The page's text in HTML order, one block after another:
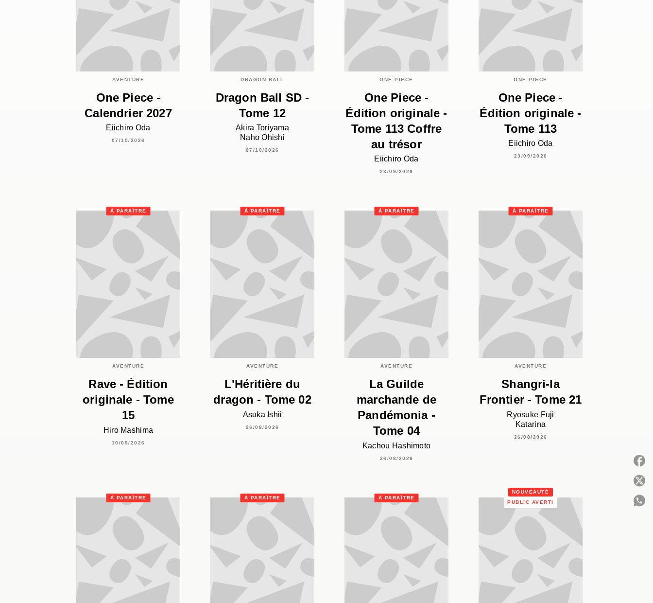
AVENTURE
One Piece -
Calendrier 2027
Eiichiro Oda
07/10/2026
DRAGON BALL
Dragon Ball SD -
Tome 12
Akira Toriyama
Naho Ohishi
07/10/2026
ONE PIECE
One Piece -
Édition originale -
Tome 113 Coffre
au trésor
Eiichiro Oda
23/09/2026
ONE PIECE
One Piece -
Édition originale -
Tome 113
Eiichiro Oda
23/09/2026
À PARAÎTRE
AVENTURE
Rave - Édition
originale - Tome
15
Hiro Mashima
10/09/2026
À PARAÎTRE
AVENTURE
L'Héritière du
dragon - Tome 02
Asuka Ishii
26/08/2026
À PARAÎTRE
AVENTURE
La Guilde
marchande de
Pandémonia -
Tome 04
Kachou Hashimoto
26/08/2026
À PARAÎTRE
AVENTURE
Shangri-la
Frontier - Tome 21
Ryosuke Fuji
Katarina
26/08/2026
À PARAÎTRE À PARAÎTRE À PARAÎTRE
NOUVEAUTÉ
PUBLIC AVERTI